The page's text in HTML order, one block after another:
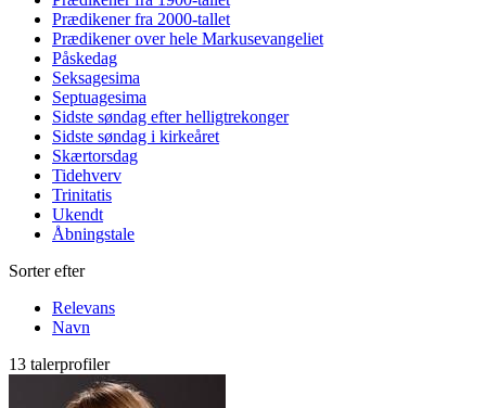
Prædikener fra 2000-tallet
Prædikener over hele Markusevangeliet
Påskedag
Seksagesima
Septuagesima
Sidste søndag efter helligtrekonger
Sidste søndag i kirkeåret
Skærtorsdag
Tidehverv
Trinitatis
Ukendt
Åbningstale
Sorter efter
Relevans
Navn
13 talerprofiler